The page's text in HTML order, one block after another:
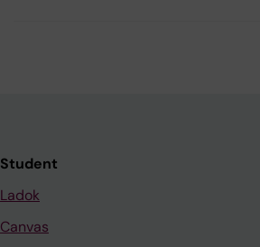
Student
Ladok
Canvas